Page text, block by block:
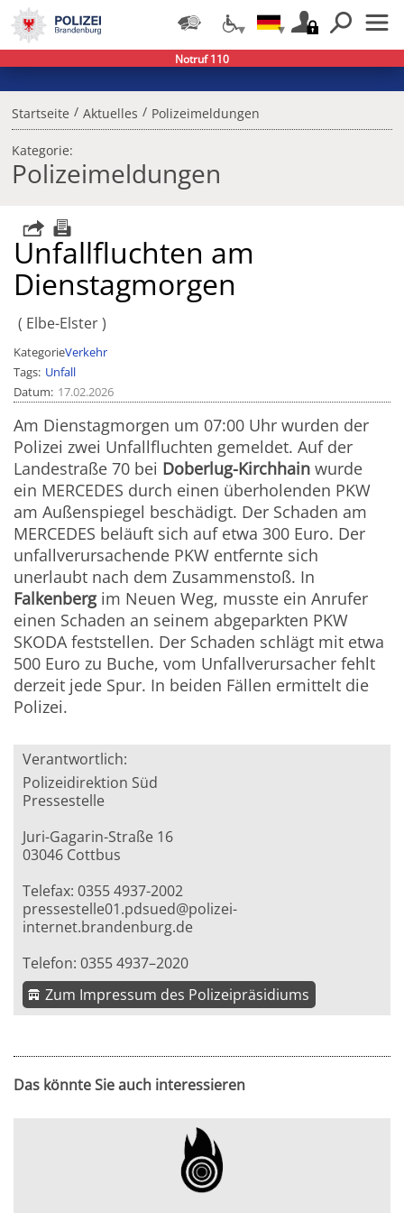
Startseite / Aktuelles / Polizeimeldungen
Kategorie:
Polizeimeldungen
Unfallfluchten am
Dienstagmorgen
Elbe-Elster
KategorieVerkehr
Tags Unfall
Datum 17.02.2026
Am Dienstagmorgen um 07:00 Uhr wurden der
Polizei zwei Unfallfluchten gemeldet. Auf der
Landestraße 70 bei Doberlug-Kirchhain wurde
ein MERCEDES durch einen überholenden PKW
am Außenspiegel beschädigt. Der Schaden am
MERCEDES beläuft sich auf etwa 300 Euro. Der
unfallverursachende PKW entfernte sich
unerlaubt nach dem Zusammenstoß. In
Falkenbergim Neuen Weg, musste ein Anrufer
einen Schaden an seinem abgeparkten PKW
SKODA feststellen. Der Schaden schlägt mit etwa
500 Euro zu Buche, vom Unfallverursacher fehlt
derzeit jede Spur. In beiden Fällen ermittelt die
Polizei.
Verantwortlich:
Polizeidirektion Süd
Pressestelle
Juri-Gagarin-Straße 16
03046 Cottbus
Telefax: 0355 4937-2002
pressestelle01.pdsued@polizei-
internet.brandenburg.de
Telefon: 0355 4937–2020
Zum Impressum des Polizeipräsidiums
Das könnte Sie auch interessieren
Notruf 110